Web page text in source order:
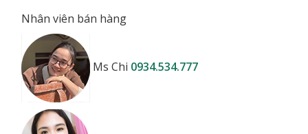
Nhân viên bán hàng
Ms Chi 0934.534.777